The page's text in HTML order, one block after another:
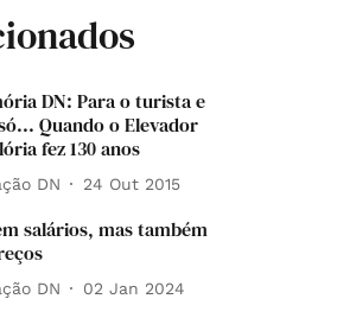
DN: Para o turista e
Quando o Elevador
fez 130 anos
DN 24 Out 2015
salários, mas também
DN 02 Jan 2024